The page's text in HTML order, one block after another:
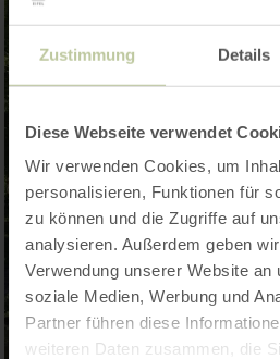
Zustimmung Details
Diese Webseite verwendet
Wir verwenden Cookies, um
personalisieren, Funktionen für
zu können und die Zugriffe auf
analysieren. Außerdem geben
Verwendung unserer Website an
soziale Medien, Werbung und
Partner führen diese
weiteren Daten zusammen, die